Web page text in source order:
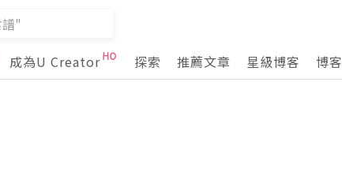
成為U Creator 探索 推薦文章 星級博客 博